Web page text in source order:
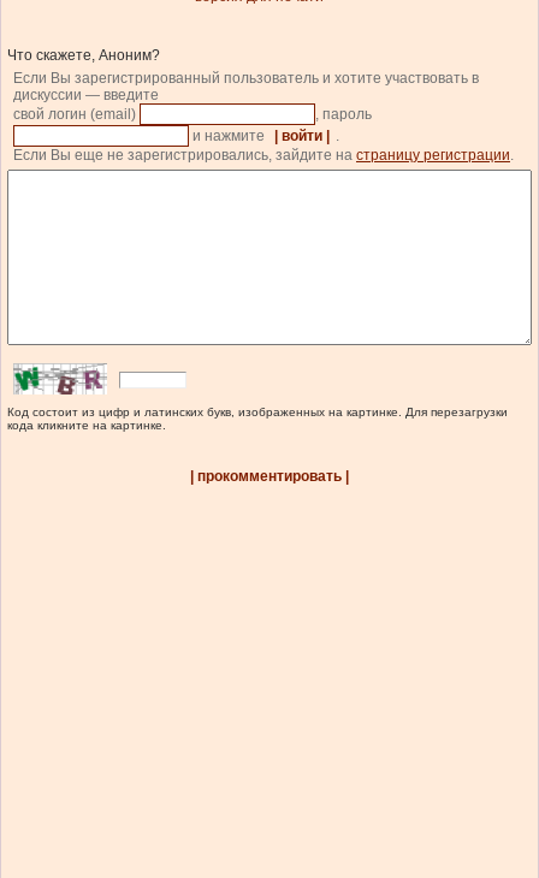
Что скажете, Аноним?
Если Вы зарегистрированный пользователь и хотите участвовать в
дискуссии — введите
свой логин (email)
, пароль
и нажмите
| войти |
.
Если Вы еще не зарегистрировались, зайдите на страницу регистрации.
Код состоит из цифр и латинских букв, изображенных на картинке. Для перезагрузки
кода кликните на картинке.
| прокомментировать |